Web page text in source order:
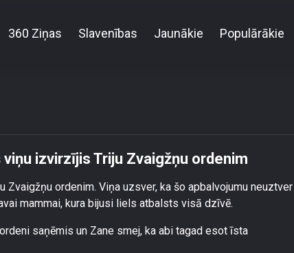
360 Ziņas Slavenības Jaunākie Populārākie
izvirzījis Triju Zvaigžņu ordenim
Zvaigžņu ordenim. Viņa uzsver, ka šo apbalvojumu neuztver
mammai, kura bijusi liels atbalsts visā dzīvē.
saņēmis un Zane smej, ka abi tagad esot īsta